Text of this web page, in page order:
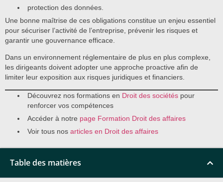
protection des données.
Une bonne maîtrise de ces obligations constitue un enjeu essentiel
pour sécuriser l’activité de l’entreprise, prévenir les risques et
garantir une gouvernance efficace.
Dans un environnement réglementaire de plus en plus complexe,
les dirigeants doivent adopter une approche proactive afin de
limiter leur exposition aux risques juridiques et financiers.
Découvrez nos formations en Droit des sociétés pour
renforcer vos compétences
Accéder à notre page Formation Droit des affaires
Voir tous nos articles en Droit des affaires
Table des matières